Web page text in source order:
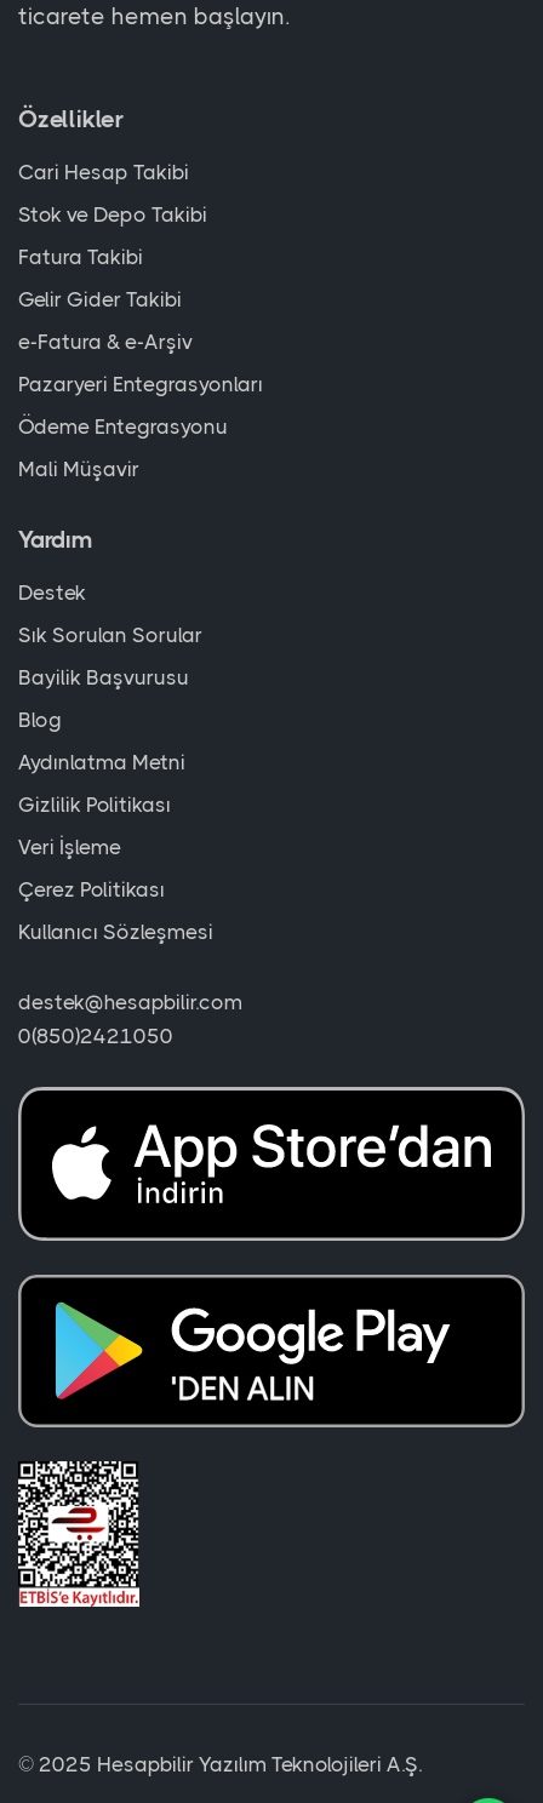
ticarete hemen başlayın.
Özellikler
Cari Hesap Takibi
Stok ve Depo Takibi
Fatura Takibi
Gelir Gider Takibi
e-Fatura & e-Arşiv
Pazaryeri Entegrasyonları
Ödeme Entegrasyonu
Mali Müşavir
Yardım
Destek
Sık Sorulan Sorular
Bayilik Başvurusu
Blog
Aydınlatma Metni
Gizlilik Politikası
Veri İşleme
Çerez Politikası
Kullanıcı Sözleşmesi
destek@hesapbilir.com
0(850)2421050
© 2025 Hesapbilir Yazılım Teknolojileri A.Ş.